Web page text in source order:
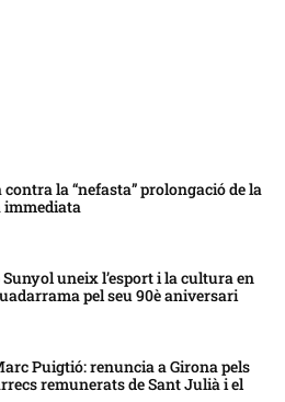
contra la “nefasta” prolongació de la
immediata
uneix l’esport i la cultura en
pel seu 90è aniversari
Puigtió: renuncia a Girona pels
remunerats de Sant Julià i el